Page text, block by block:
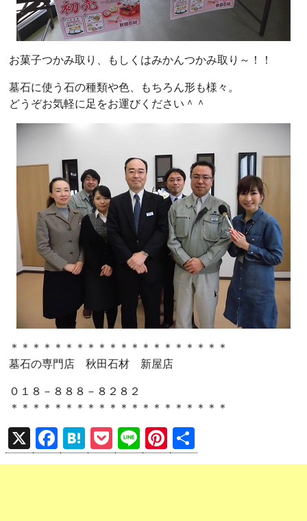
お菓子つかみ取り、もしくはみかんつかみ取り～！！
墓石に使う石の種類や色、もちろん形も様々。
どうぞお気軽に足をお運びください＾＾
＊＊＊＊＊＊＊＊＊＊＊＊＊＊＊＊＊＊＊＊
墓石の専門店 秋田石材 新屋店
０１８－８８８－８２８２
＊＊＊＊＊＊＊＊＊＊＊＊＊＊＊＊＊＊＊＊
X
F
a
H
at
P
o
Li
n
Pi
nt 有